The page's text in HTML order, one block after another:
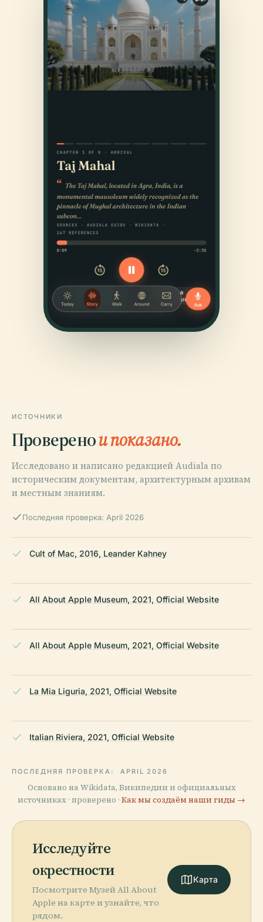
ИСТОЧНИКИ
Проверенои показано.
Исследовано и написано редакцией Audiala по
историческим документам, архитектурным архивам
и местным знаниям.
Последняя проверка: April 2026
Cult of Mac, 2016, Leander Kahney
All About Apple Museum, 2021, Official Website
All About Apple Museum, 2021, Official Website
La Mia Liguria, 2021, Official Website
Italian Riviera, 2021, Official Website
ПОСЛЕДНЯЯ ПРОВЕРКА: APRIL 2026
Основано на Wikidata, Википедии и официальных
источниках · проверено · Как мы создаём наши гиды →
Исследуйте
окрестности
Посмотрите Музей All About
Apple на карте и узнайте, что
рядом.
Карта